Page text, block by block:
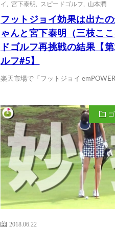
イ
宮下泰明 スピードゴルフ 山本潤
フットジョイ効果は出た
ゃんと宮下泰明（三枝こ
ドゴルフ再挑戦の結果【
ルフ#5】
楽天市場で「フットジョイ
2018.06.22